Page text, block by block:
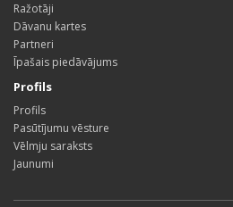
Ražotāji
Dāvanu kartes
Partneri
Īpašais piedāvājums
Profils
Profils
Pasūtījumu vēsture
Vēlmju saraksts
Jaunumi